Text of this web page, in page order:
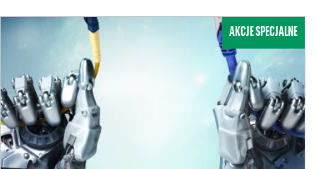
AKCJE SPECJALNE